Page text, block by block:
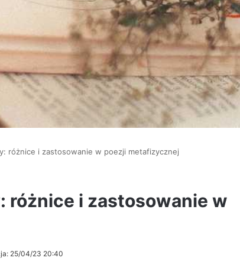
różnice i zastosowanie w poezji metafizycznej
różnice i zastosowanie w
25/04/23 20:40